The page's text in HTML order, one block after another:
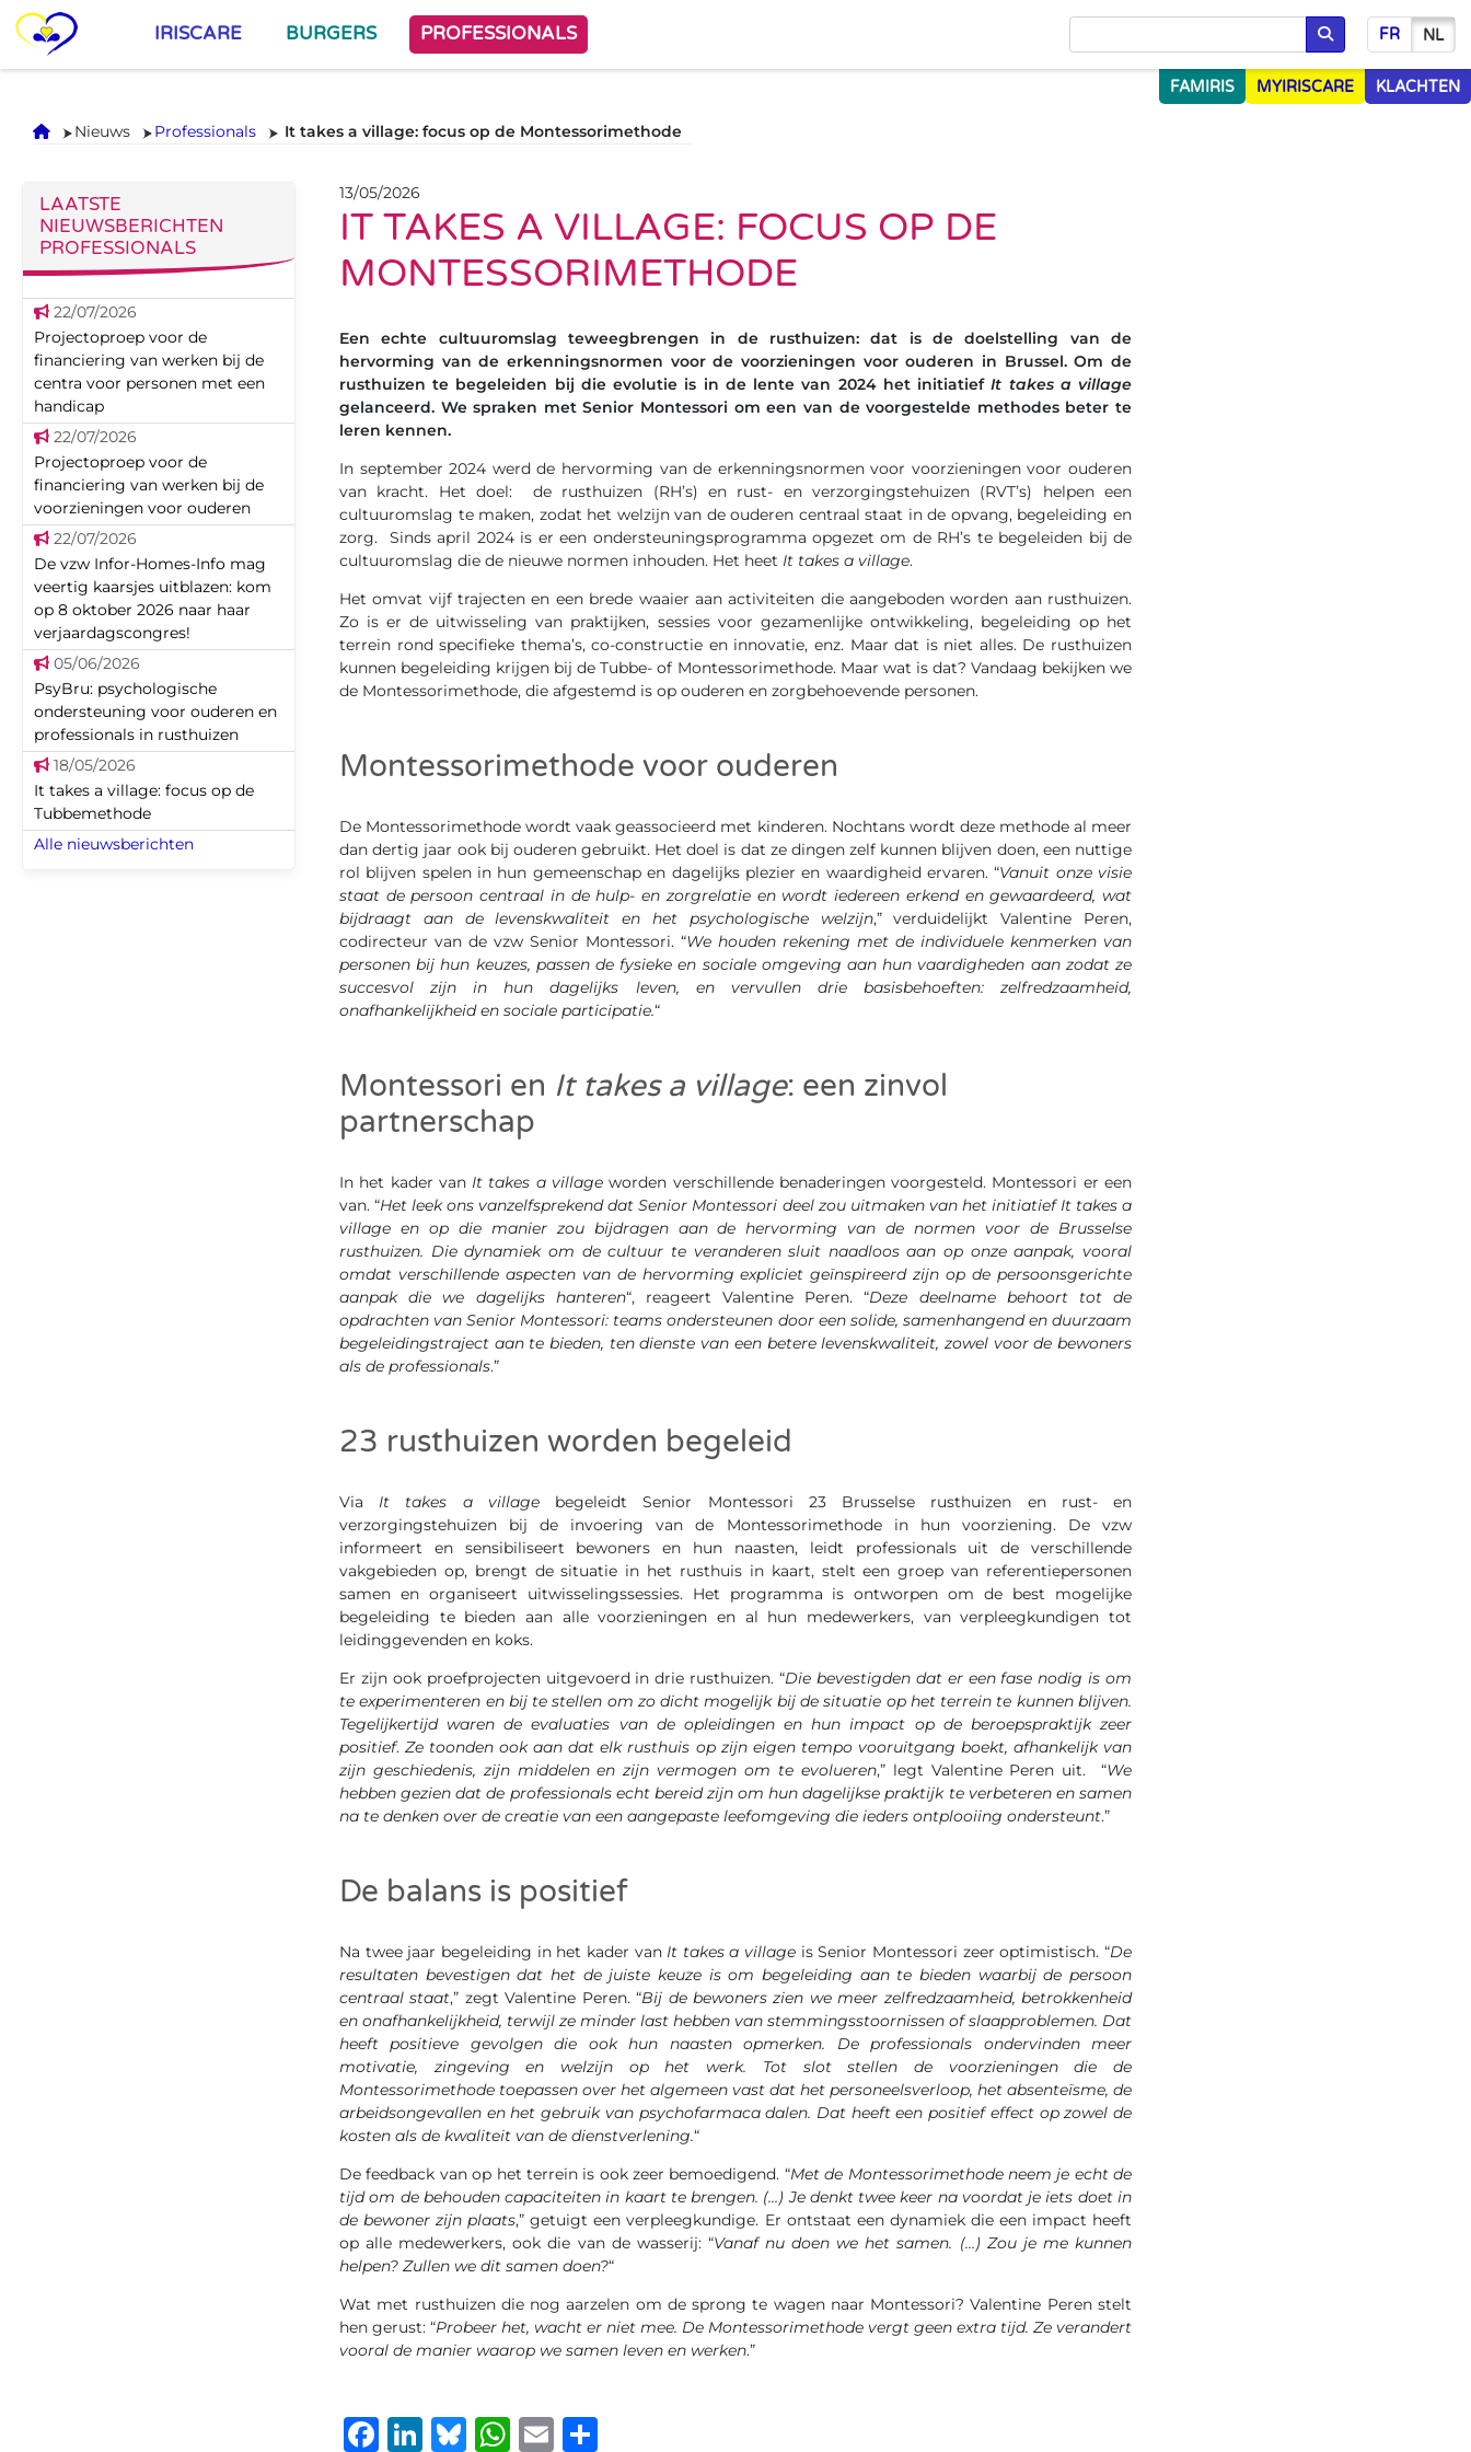
IRISCARE BURGERS PROFESSIONALS
Opzoeken
FR NL
FAMIRIS MYIRISCARE KLACHTEN
Onthaal
Nieuws Professionals It takes a village: focus op de Montessorimethode
LAATSTE
NIEUWSBERICHTEN
PROFESSIONALS
22/07/2026
Projectoproep voor de
financiering van werken bij de
centra voor personen met een
handicap
22/07/2026
Projectoproep voor de
financiering van werken bij de
voorzieningen voor ouderen
22/07/2026
De vzw Infor-Homes-Info mag
veertig kaarsjes uitblazen: kom
op 8 oktober 2026 naar haar
verjaardagscongres!
05/06/2026
PsyBru: psychologische
ondersteuning voor ouderen en
professionals in rusthuizen
18/05/2026
It takes a village: focus op de
Tubbemethode
Alle nieuwsberichten
13/05/2026
IT TAKES A VILLAGE: FOCUS OP DE
MONTESSORIMETHODE
Een echte cultuuromslag teweegbrengen in de rusthuizen: dat is de doelstelling van de
hervorming van de erkenningsnormen voor de voorzieningen voor ouderen in Brussel. Om de
rusthuizen te begeleiden bij die evolutie is in de lente van 2024 het initiatiefIt takes a village
gelanceerd. We spraken met Senior Montessori om een van de voorgestelde methodes beter te
leren kennen.
In september 2024 werd de hervorming van de erkenningsnormen voor voorzieningen voor ouderen
van kracht. Het doel: de rusthuizen (RH’s) en rust- en verzorgingstehuizen (RVT’s) helpen een
cultuuromslag te maken, zodat het welzijn van de ouderen centraal staat in de opvang, begeleiding en
zorg. Sinds april 2024 is er een ondersteuningsprogramma opgezet om de RH’s te begeleiden bij de
cultuuromslag die de nieuwe normen inhouden. Het heet It takes a village.
Het omvat vijf trajecten en een brede waaier aan activiteiten die aangeboden worden aan rusthuizen.
Zo is er de uitwisseling van praktijken, sessies voor gezamenlijke ontwikkeling, begeleiding op het
terrein rond specifieke thema’s, co-constructie en innovatie, enz. Maar dat is niet alles. De rusthuizen
kunnen begeleiding krijgen bij de Tubbe- of Montessorimethode. Maar wat is dat? Vandaag bekijken we
de Montessorimethode, die afgestemd is op ouderen en zorgbehoevende personen.
Montessorimethode voor ouderen
De Montessorimethode wordt vaak geassocieerd met kinderen. Nochtans wordt deze methode al meer
dan dertig jaar ook bij ouderen gebruikt. Het doel is dat ze dingen zelf kunnen blijven doen, een nuttige
rol blijven spelen in hun gemeenschap en dagelijks plezier en waardigheid ervaren. “Vanuit onze visie
staat de persoon centraal in de hulp- en zorgrelatie en wordt iedereen erkend en gewaardeerd, wat
bijdraagt aan de levenskwaliteit en het psychologische welzijn,” verduidelijkt Valentine Peren,
codirecteur van de vzw Senior Montessori. “We houden rekening met de individuele kenmerken van
personen bij hun keuzes, passen de fysieke en sociale omgeving aan hun vaardigheden aan zodat ze
succesvol zijn in hun dagelijks leven, en vervullen drie basisbehoeften: zelfredzaamheid,
onafhankelijkheid en sociale participatie.“
Montessori en It takes a village: een zinvol
partnerschap
In het kader van It takes a villageworden verschillende benaderingen voorgesteld. Montessori er een
van. “Het leek ons vanzelfsprekend dat Senior Montessori deel zou uitmaken van het initiatief It takes a
village en op die manier zou bijdragen aan de hervorming van de normen voor de Brusselse
rusthuizen. Die dynamiek om de cultuur te veranderen sluit naadloos aan op onze aanpak, vooral
omdat verschillende aspecten van de hervorming expliciet geïnspireerd zijn op de persoonsgerichte
aanpak die we dagelijks hanteren“, reageert Valentine Peren. “Deze deelname behoort tot de
opdrachten van Senior Montessori: teams ondersteunen door een solide, samenhangend en duurzaam
begeleidingstraject aan te bieden, ten dienste van een betere levenskwaliteit, zowel voor de bewoners
als de professionals.”
23 rusthuizen worden begeleid
Via It takes a villagebegeleidt Senior Montessori 23 Brusselse rusthuizen en rust- en
verzorgingstehuizen bij de invoering van de Montessorimethode in hun voorziening. De vzw
informeert en sensibiliseert bewoners en hun naasten, leidt professionals uit de verschillende
vakgebieden op, brengt de situatie in het rusthuis in kaart, stelt een groep van referentiepersonen
samen en organiseert uitwisselingssessies. Het programma is ontworpen om de best mogelijke
begeleiding te bieden aan alle voorzieningen en al hun medewerkers, van verpleegkundigen tot
leidinggevenden en koks.
Er zijn ook proefprojecten uitgevoerd in drie rusthuizen. “Die bevestigden dat er een fase nodig is om
te experimenteren en bij te stellen om zo dicht mogelijk bij de situatie op het terrein te kunnen blijven.
Tegelijkertijd waren de evaluaties van de opleidingen en hun impact op de beroepspraktijk zeer
positief.Ze toonden ook aan dat elk rusthuis op zijn eigen tempo vooruitgang boekt, afhankelijk van
zijn geschiedenis, zijn middelen en zijn vermogen om te evolueren,” legt Valentine Peren uit. “We
hebben gezien dat de professionals echt bereid zijn om hun dagelijkse praktijk te verbeteren en samen
na te denken over de creatie van een aangepaste leefomgeving die ieders ontplooiing ondersteunt.”
De balans is positief
Na twee jaar begeleiding in het kader van It takes a village is Senior Montessori zeer optimistisch. “De
resultaten bevestigen dat het de juiste keuze is om begeleiding aan te bieden waarbij de persoon
centraal staat,” zegt Valentine Peren. “Bij debewoners zien we meer zelfredzaamheid, betrokkenheid
en onafhankelijkheid, terwijl ze minder last hebben van stemmingsstoornissen of slaapproblemen. Dat
heeft positieve gevolgen die ook hun naasten opmerken. De professionals ondervinden meer
motivatie, zingeving en welzijn op het werk. Tot slot stellen de voorzieningen die de
Montessorimethode toepassen over het algemeen vast dat het personeelsverloop, het absenteïsme, de
arbeidsongevallen en het gebruik van psychofarmaca dalen. Dat heeft een positief effect op zowel de
kosten als de kwaliteit van de dienstverlening.“
De feedback van op het terrein is ook zeer bemoedigend. “Met de Montessorimethode neem je echt de
tijd om de behouden capaciteiten in kaart te brengen. (…) Je denkt twee keer na voordat je iets doet in
de bewoner zijn plaats,” getuigt een verpleegkundige. Er ontstaat een dynamiek die een impact heeft
op alle medewerkers, ook die van de wasserij: “Vanaf nu doen we het samen. (…) Zou je me kunnen
helpen? Zullen we dit samen doen?“
Wat met rusthuizen die nog aarzelen om de sprong te wagen naar Montessori? Valentine Peren stelt
hen gerust: “Probeer het, wacht er niet mee. De Montessorimethode vergt geen extra tijd. Ze verandert
vooral de manier waarop we samen leven en werken.”
Facebook
LinkedIn
Bluesky
WhatsApp
Email